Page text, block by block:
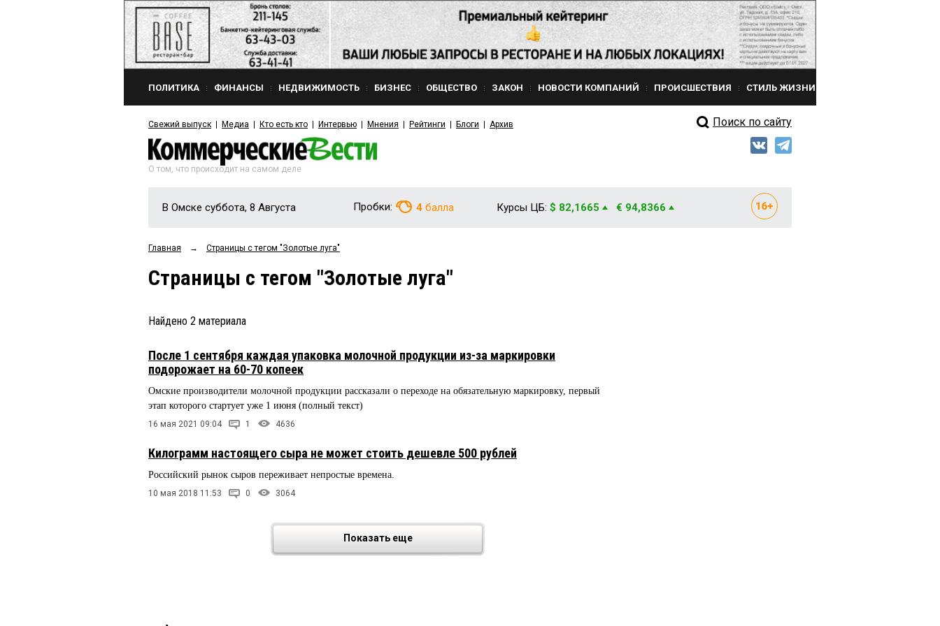
ПОЛИТИКА ФИНАНСЫ НЕДВИЖИМОСТЬ БИЗНЕС ОБЩЕСТВО ЗАКОН НОВОСТИ КОМПАНИЙ ПРОИСШЕСТВИЯ СТИЛЬ ЖИЗНИ
Свежий выпуск Медиа Кто есть кто Интервью Мнения Рейтинги Блоги Архив Поиск по сайту
О том, что происходит на самом деле
В Омске суббота, 8 Августа Пробки: 4 балла Курсы ЦБ: $ 82,1665 € 94,8366
Главная → Страницы c тегом "Золотые луга"
Страницы c тегом "Золотые луга"
Найдено 2 материала
После 1 сентября каждая упаковка молочной продукции из-за маркировки
подорожает на 60-70 копеек
Омские производители молочной продукции рассказали о переходе на обязательную маркировку, первый
этап которого стартует уже 1 июня (полный текст)
16 мая 2021 09:04 1 4636
Килограмм настоящего сыра не может стоить дешевле 500 рублей
Российский рынок сыров переживает непростые времена.
10 мая 2018 11:53 0 3064
Показать еще